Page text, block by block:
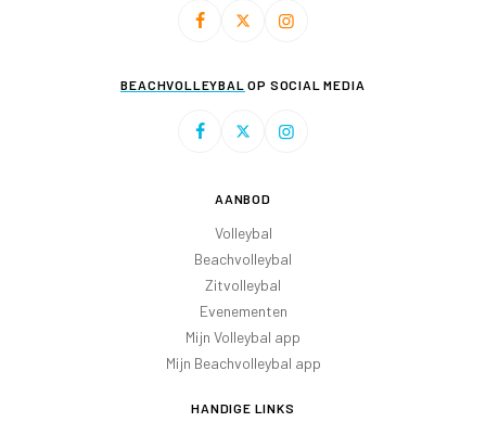
BEACHVOLLEYBAL OP SOCIAL MEDIA
AANBOD
Volleybal
Beachvolleybal
Zitvolleybal
Evenementen
Mijn Volleybal app
Mijn Beachvolleybal app
HANDIGE LINKS